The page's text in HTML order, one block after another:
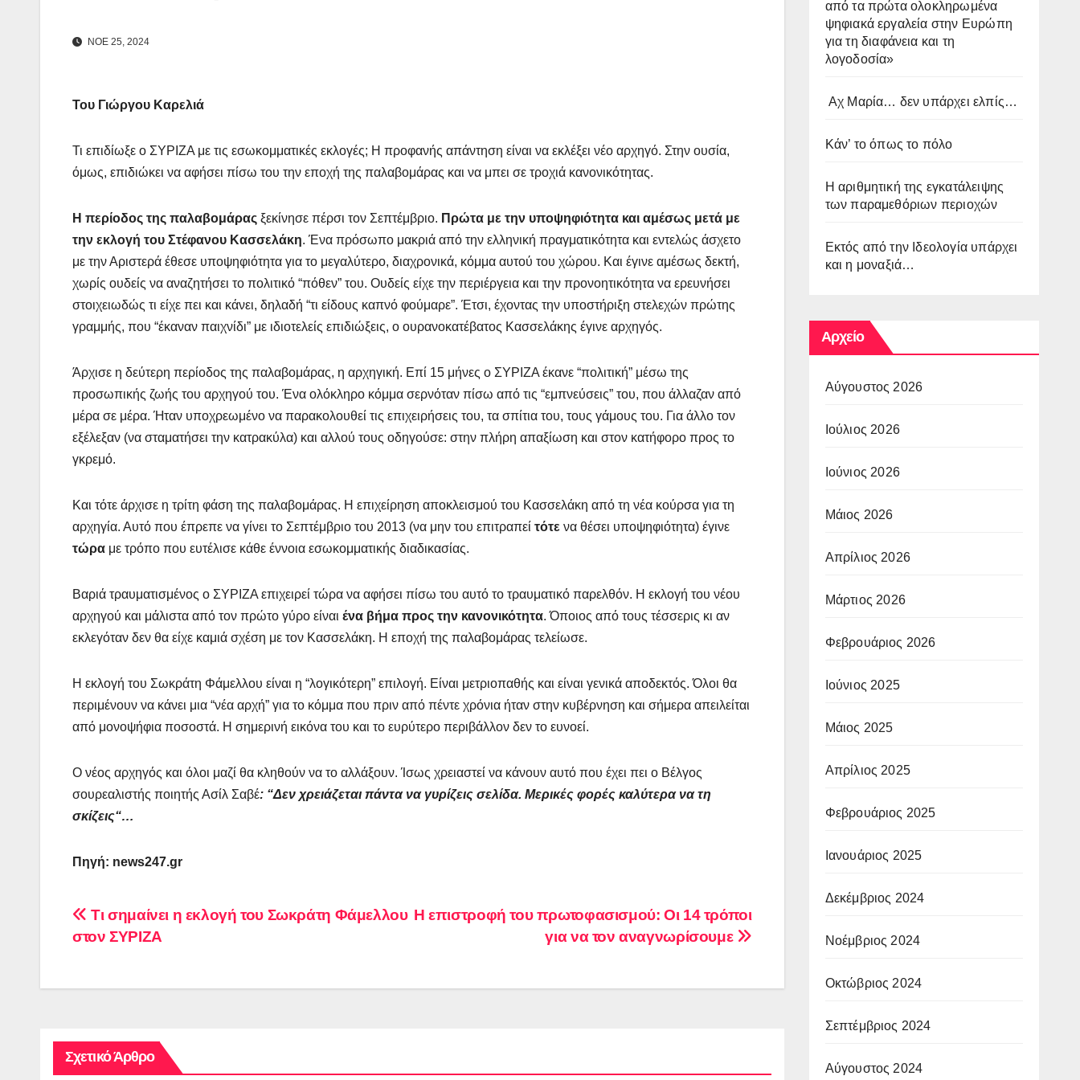
ΝΟΕ 25, 2024
Του Γιώργου Καρελιά
Τι επιδίωξε ο ΣΥΡΙΖΑ με τις εσωκομματικές εκλογές; Η προφανής απάντηση είναι να εκλέξει νέο αρχηγό. Στην ουσία,
όμως, επιδιώκει να αφήσει πίσω του την εποχή της παλαβομάρας και να μπει σε τροχιά κανονικότητας.
Η περίοδος της παλαβομάρας ξεκίνησε πέρσι τον Σεπτέμβριο. Πρώτα με την υποψηφιότητα και αμέσως μετά με
την εκλογή του Στέφανου Κασσελάκη. Ένα πρόσωπο μακριά από την ελληνική πραγματικότητα και εντελώς άσχετο
με την Αριστερά έθεσε υποψηφιότητα για το μεγαλύτερο, διαχρονικά, κόμμα αυτού του χώρου. Και έγινε αμέσως δεκτή,
χωρίς ουδείς να αναζητήσει το πολιτικό “πόθεν” του. Ουδείς είχε την περιέργεια και την προνοητικότητα να ερευνήσει
στοιχειωδώς τι είχε πει και κάνει, δηλαδή “τι είδους καπνό φούμαρε”. Έτσι, έχοντας την υποστήριξη στελεχών πρώτης
γραμμής, που “έκαναν παιχνίδι” με ιδιοτελείς επιδιώξεις, ο ουρανοκατέβατος Κασσελάκης έγινε αρχηγός.
Άρχισε η δεύτερη περίοδος της παλαβομάρας, η αρχηγική. Επί 15 μήνες ο ΣΥΡΙΖΑ έκανε “πολιτική” μέσω της
προσωπικής ζωής του αρχηγού του. Ένα ολόκληρο κόμμα σερνόταν πίσω από τις “εμπνεύσεις” του, που άλλαζαν από
μέρα σε μέρα. Ήταν υποχρεωμένο να παρακολουθεί τις επιχειρήσεις του, τα σπίτια του, τους γάμους του. Για άλλο τον
εξέλεξαν (να σταματήσει την κατρακύλα) και αλλού τους οδηγούσε: στην πλήρη απαξίωση και στον κατήφορο προς το
γκρεμό.
Και τότε άρχισε η τρίτη φάση της παλαβομάρας. Η επιχείρηση αποκλεισμού του Κασσελάκη από τη νέα κούρσα για τη
αρχηγία. Αυτό που έπρεπε να γίνει το Σεπτέμβριο του 2013 (να μην του επιτραπεί τότε να θέσει υποψηφιότητα) έγινε
τώρα με τρόπο που ευτέλισε κάθε έννοια εσωκομματικής διαδικασίας.
Βαριά τραυματισμένος ο ΣΥΡΙΖΑ επιχειρεί τώρα να αφήσει πίσω του αυτό το τραυματικό παρελθόν. Η εκλογή του νέου
αρχηγού και μάλιστα από τον πρώτο γύρο είναι ένα βήμα προς την κανονικότητα. Όποιος από τους τέσσερις κι αν
εκλεγόταν δεν θα είχε καμιά σχέση με τον Κασσελάκη. Η εποχή της παλαβομάρας τελείωσε.
Η εκλογή του Σωκράτη Φάμελλου είναι η “λογικότερη” επιλογή. Είναι μετριοπαθής και είναι γενικά αποδεκτός. Όλοι θα
περιμένουν να κάνει μια “νέα αρχή” για το κόμμα που πριν από πέντε χρόνια ήταν στην κυβέρνηση και σήμερα απειλείται
από μονοψήφια ποσοστά. Η σημερινή εικόνα του και το ευρύτερο περιβάλλον δεν το ευνοεί.
Ο νέος αρχηγός και όλοι μαζί θα κληθούν να το αλλάξουν. Ίσως χρειαστεί να κάνουν αυτό που έχει πει ο Βέλγος
σουρεαλιστής ποιητής Ασίλ Σαβέ: “Δεν χρειάζεται πάντα να γυρίζεις σελίδα. Μερικές φορές καλύτερα να τη
σκίζεις“…
Πηγή: news247.gr
Πλοήγηση
Η επιστροφή του πρωτοφασισμού: Οι 14 τρόποι
για να τον αναγνωρίσουμε
Τι σημαίνει η εκλογή του Σωκράτη Φάμελλου
στον ΣΥΡΙΖΑ
Σχετικό Άρθρο
από τα πρώτα ολοκληρωμένα
ψηφιακά εργαλεία στην Ευρώπη
για τη διαφάνεια και τη
λογοδοσία»
Αχ Μαρία… δεν υπάρχει ελπίς…
Κάν’ το όπως το πόλο
Η αριθμητική της εγκατάλειψης
των παραμεθόριων περιοχών
Εκτός από την Ιδεολογία υπάρχει
και η μοναξιά…
Αρχείο
Αύγουστος 2026
Ιούλιος 2026
Ιούνιος 2026
Μάιος 2026
Απρίλιος 2026
Μάρτιος 2026
Φεβρουάριος 2026
Ιούνιος 2025
Μάιος 2025
Απρίλιος 2025
Φεβρουάριος 2025
Ιανουάριος 2025
Δεκέμβριος 2024
Νοέμβριος 2024
Οκτώβριος 2024
Σεπτέμβριος 2024
Αύγουστος 2024